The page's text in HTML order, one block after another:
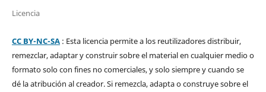
Licencia
CC BY-NC-SA: Esta licencia permite a los reutilizadores distribuir,
remezclar, adaptar y construir sobre el material en cualquier medio o
formato solo con fines no comerciales, y solo siempre y cuando se
dé la atribución al creador. Si remezcla, adapta o construye sobre el